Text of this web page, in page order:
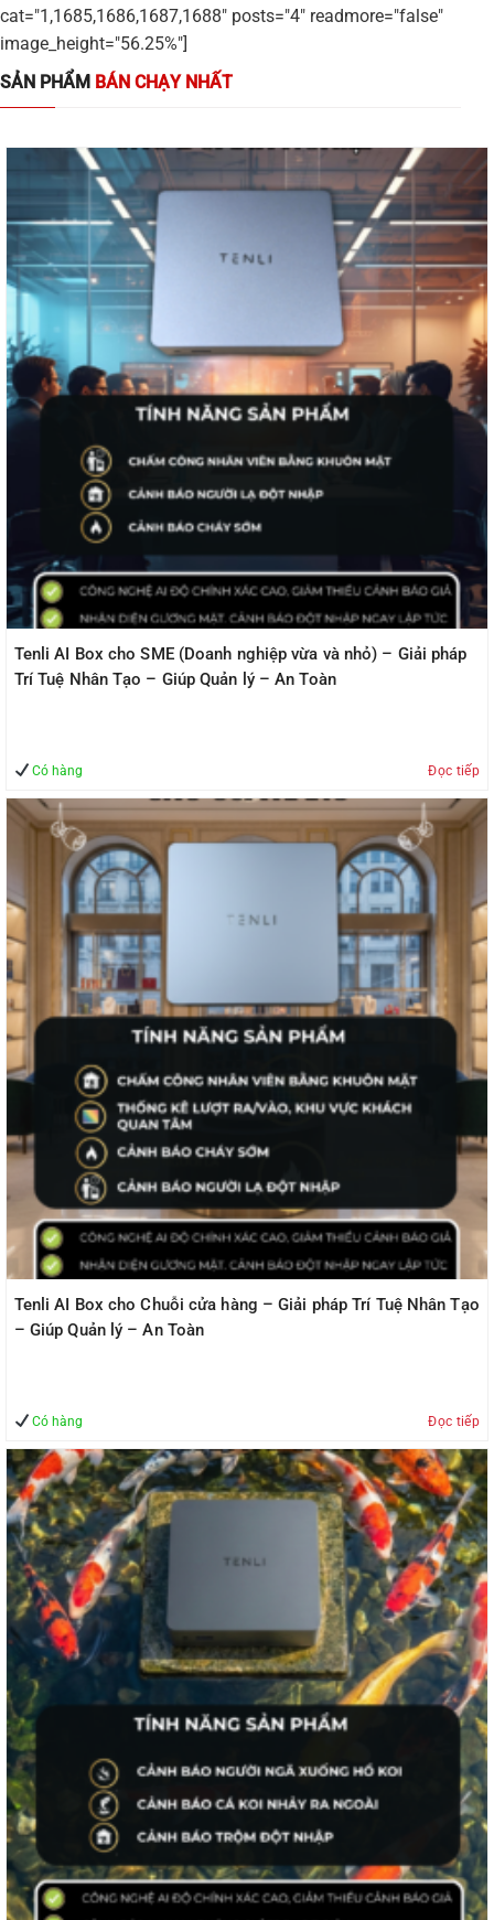
cat="1,1685,1686,1687,1688" posts="4" readmore="false"
image_height="56.25%"]
SẢN PHẨM BÁN CHẠY NHẤT
Tenli AI Box cho SME (Doanh nghiệp vừa và nhỏ) – Giải pháp
Trí Tuệ Nhân Tạo – Giúp Quản lý – An Toàn
Có hàng Đọc tiếp
Tenli AI Box cho Chuỗi cửa hàng – Giải pháp Trí Tuệ Nhân Tạo
– Giúp Quản lý – An Toàn
Có hàng Đọc tiếp